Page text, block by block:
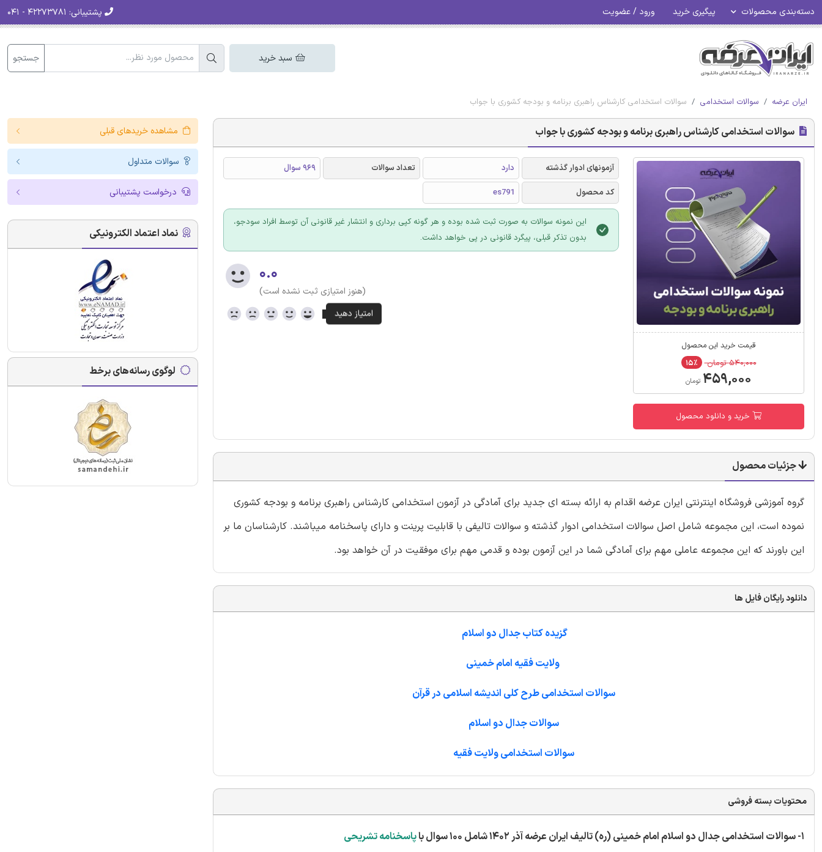
دسته‌بندی محصولات پیگیری خرید ورود / عضویت پشتیبانی:
سبد خرید جستجو
ایران عرضه سوالات استخدامی سوالات استخدامی کارشناس راهبری برنامه و بودجه کشوری با جواب
سوالات استخدامی کارشناس راهبری برنامه و بودجه کشوری با جواب
قیمت خرید این محصول
۵۴۰,۰۰۰ تومان ۱۵٪
۴۵۹,۰۰۰ تومان
خرید و دانلود محصول
آزمونهای ادوار گذشته دارد تعداد سوالات
969 سوال
کد محصول
es791
این نمونه سوالات به صورت ثبت شده بوده و هر گونه کپی برداری و انتشار غیر قانونی آن توسط افراد سودجو،
بدون تذکر قبلی، پیگرد قانونی در پی خواهد داشت.
۰.۰
(هنوز امتیازی ثبت نشده است)
جزئیات محصول
گروه آموزشی فروشگاه اینترنتی ایران عرضه اقدام به ارائه بسته ای جدید برای آمادگی در آزمون استخدامی کارشناس راهبری برنامه و بودجه کشوری
نموده است، این مجموعه شامل اصل سوالات استخدامی ادوار گذشته و سوالات تالیفی با قابلیت پرینت و دارای پاسخنامه میباشند. کارشناسان ما بر
این باورند که این مجموعه عاملی مهم برای آمادگی شما در این آزمون بوده و قدمی مهم برای موفقیت در آن خواهد بود.
دانلود رایگان فایل ها
گزیده کتاب جدال دو اسلام
ولایت فقیه امام خمینی
سوالات استخدامی طرح کلی اندیشه اسلامی در قرآن
سوالات جدال دو اسلام
سوالات استخدامی ولایت فقیه
محتویات بسته فروشی
1- سوالات استخدامی جدال دو اسلام امام خمینی (ره) تالیف ایران عرضه آذر 1402 شامل 100 سوال با پاسخنامه تشریحی
مشاهده خریدهای قبلی
سوالات متداول
درخواست پشتیبانی
نماد اعتماد الکترونیکی
لوگوی رسانه‌های برخط